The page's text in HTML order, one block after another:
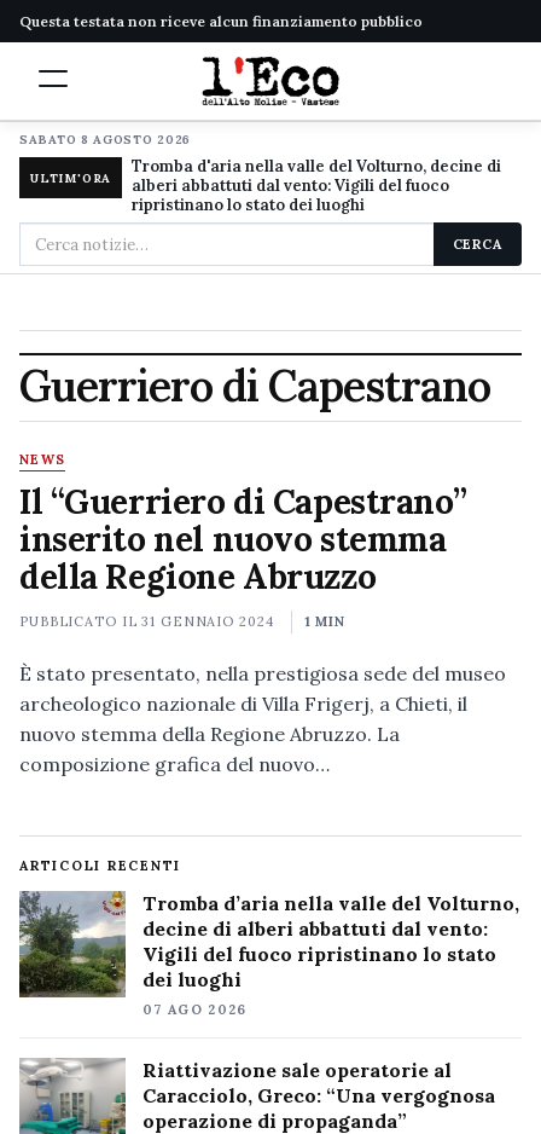
Questa testata non riceve alcun finanziamento pubblico
SABATO 8 AGOSTO 2026
ULTIM'ORA
Tromba d'aria nella valle del Volturno, decine di
alberi abbattuti dal vento: Vigili del fuoco
ripristinano lo stato dei luoghi
Cerca
nel
CERCA
Guerriero di Capestrano
NEWS
Il “Guerriero di Capestrano”
inserito nel nuovo stemma
della Regione Abruzzo
PUBBLICATO IL31 GENNAIO 2024 1 MIN
È stato presentato, nella prestigiosa sede del museo
archeologico nazionale di Villa Frigerj, a Chieti, il
nuovo stemma della Regione Abruzzo. La
composizione grafica del nuovo…
ARTICOLI RECENTI
Tromba d’aria nella valle del Volturno,
decine di alberi abbattuti dal vento:
Vigili del fuoco ripristinano lo stato
dei luoghi
07 AGO 2026
Riattivazione sale operatorie al
Caracciolo, Greco: “Una vergognosa
operazione di propaganda”